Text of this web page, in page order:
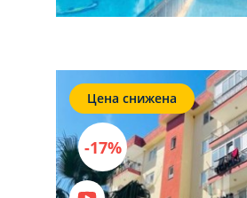
Цена снижена
-17%